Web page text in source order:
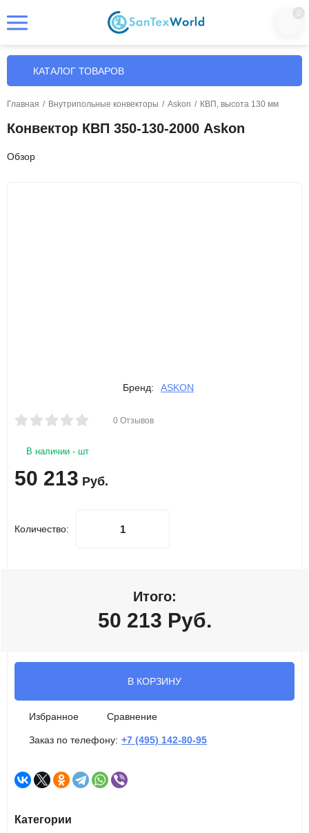
0
КАТАЛОГ ТОВАРОВ
Главная / Внутрипольные конвекторы / Askon / КВП, высота 130 мм
Конвектор КВП 350-130-2000 Askon
Обзор
Бренд: ASKON
0 Отзывов
В наличии - шт
50 213 Руб.
Количество:
Итого:
50 213 Руб.
В КОРЗИНУ
Избранное Сравнение
Заказ по телефону: +7 (495) 142-80-95
Категории